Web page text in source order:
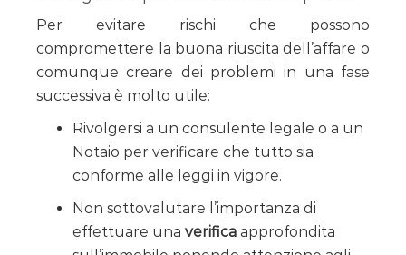
Per evitare rischi che possono
compromettere la buona riuscita dell’affare o
comunque creare dei problemi in una fase
successiva è molto utile:
Rivolgersi a un consulente legale o a un
Notaio per verificare che tutto sia
conforme alle leggi in vigore.
Non sottovalutare l’importanza di
effettuare una verifica approfondita